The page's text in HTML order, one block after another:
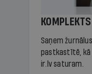
Saņem
pastkastītē, kā
ir.lv saturam.